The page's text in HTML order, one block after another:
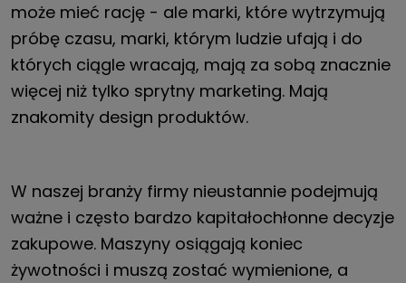
może mieć rację - ale marki, które wytrzymują
próbę czasu, marki, którym ludzie ufają i do
których ciągle wracają, mają za sobą znacznie
więcej niż tylko sprytny marketing. Mają
znakomity design produktów.
W naszej branży firmy nieustannie podejmują
ważne i często bardzo kapitałochłonne decyzje
zakupowe. Maszyny osiągają koniec
żywotności i muszą zostać wymienione, a